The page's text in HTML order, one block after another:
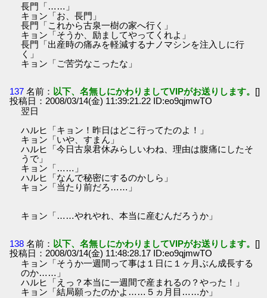
長門「……」
キョン「お、長門」
長門「これから古泉一樹の家へ行く」
キョン「そうか、励ましてやってくれよ」
長門「出産時の痛みを軽減するナノマシンを注入しに行
く」
キョン「ご苦労なこったな」
137 名前： 以下、名無しにかわりましてVIPがお送りします。 []
投稿日：2008/03/14(金) 11:39:21.22 ID:eo9qjmwTO
翌日
ハルヒ「キョン！昨日はどこ行ってたのよ！」
キョン「いや、すまん」
ハルヒ「今日古泉君休みらしいわね、理由は腹痛にしたそ
うで」
キョン「……」
ハルヒ「なんで秘密にするのかしら」
キョン「当たり前だろ……」
キョン「……やれやれ、本当に産むんだろうか」
138 名前： 以下、名無しにかわりましてVIPがお送りします。 []
投稿日：2008/03/14(金) 11:48:28.17 ID:eo9qjmwTO
キョン「そうか一週間って事は１日に１ヶ月ぶん成長する
のか……」
ハルヒ「えっ？本当に一週間で産まれるの？やった！」
キョン「結局願ったのかよ……５ヵ月目……か」